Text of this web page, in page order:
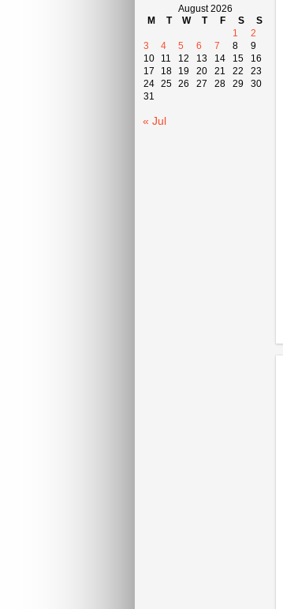
August 2026
M
T W T F S
S
1
2
3
4 5 6 7 8
9
10
11 12 13 14 15
16
17
18 19 20 21 22
23
24 25 26 27 28 29
30
31
« Jul